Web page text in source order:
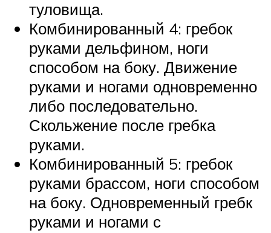
туловища.
Комбинированный 4: гребок
руками дельфином, ноги
способом на боку. Движение
руками и ногами одновременно
либо последовательно.
Скольжение после гребка
руками.
Комбинированный 5: гребок
руками брассом, ноги способом
на боку. Одновременный гребк
руками и ногами с